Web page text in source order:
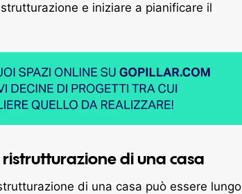
e iniziare a pianificare il
di una casa
di una casa può essere lungo